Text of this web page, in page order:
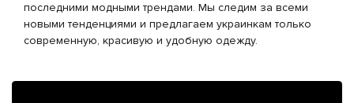
последними модными трендами. Мы следим за всеми
новыми тенденциями и предлагаем украинкам только
современную, красивую и удобную одежду.